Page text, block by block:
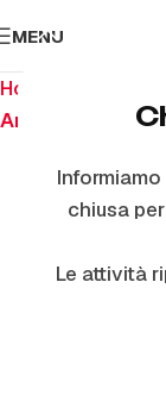
chiusa
Le attività
MENU
Home
Anelli E Piattelli